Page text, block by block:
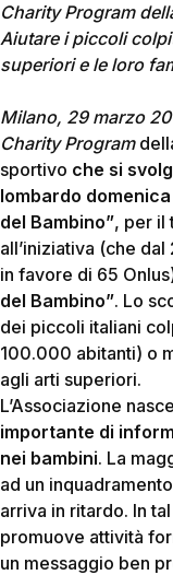
Charity Program
Aiutare i piccoli
superiori e le loro
Milano, 29 marzo
Charity Program
sportivo che si
lombardo
del Bambino”, per il
all’iniziativa (che
in favore di 65
del Bambino”. Lo
dei piccoli italiani
100.000 abitanti) o
agli arti superiori.
L’Associazione
importante di
nei bambini. La
ad un
arriva in ritardo. In
promuove attività
un messaggio ben